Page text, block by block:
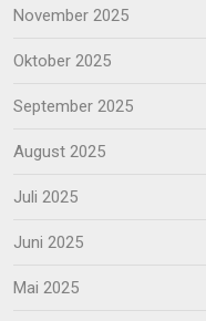
November 2025
Oktober 2025
September 2025
August 2025
Juli 2025
Juni 2025
Mai 2025